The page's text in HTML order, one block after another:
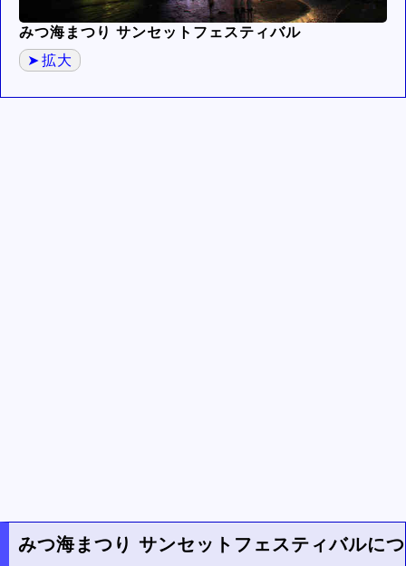
みつ海まつり サンセットフェスティバル
拡大
みつ海まつり サンセットフェスティバルにつ